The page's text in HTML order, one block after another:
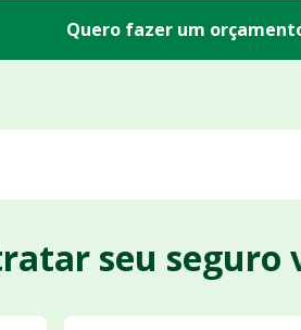
Quero fazer um
seu seguro